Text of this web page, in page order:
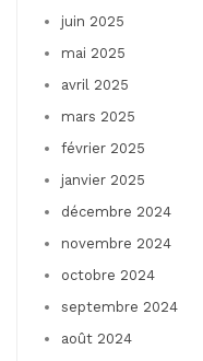
juin 2025
mai 2025
avril 2025
mars 2025
février 2025
janvier 2025
décembre 2024
novembre 2024
octobre 2024
septembre 2024
août 2024